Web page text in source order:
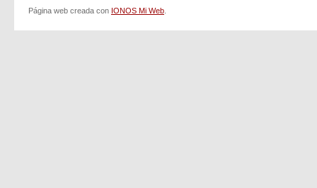
Página web creada con IONOS Mi Web